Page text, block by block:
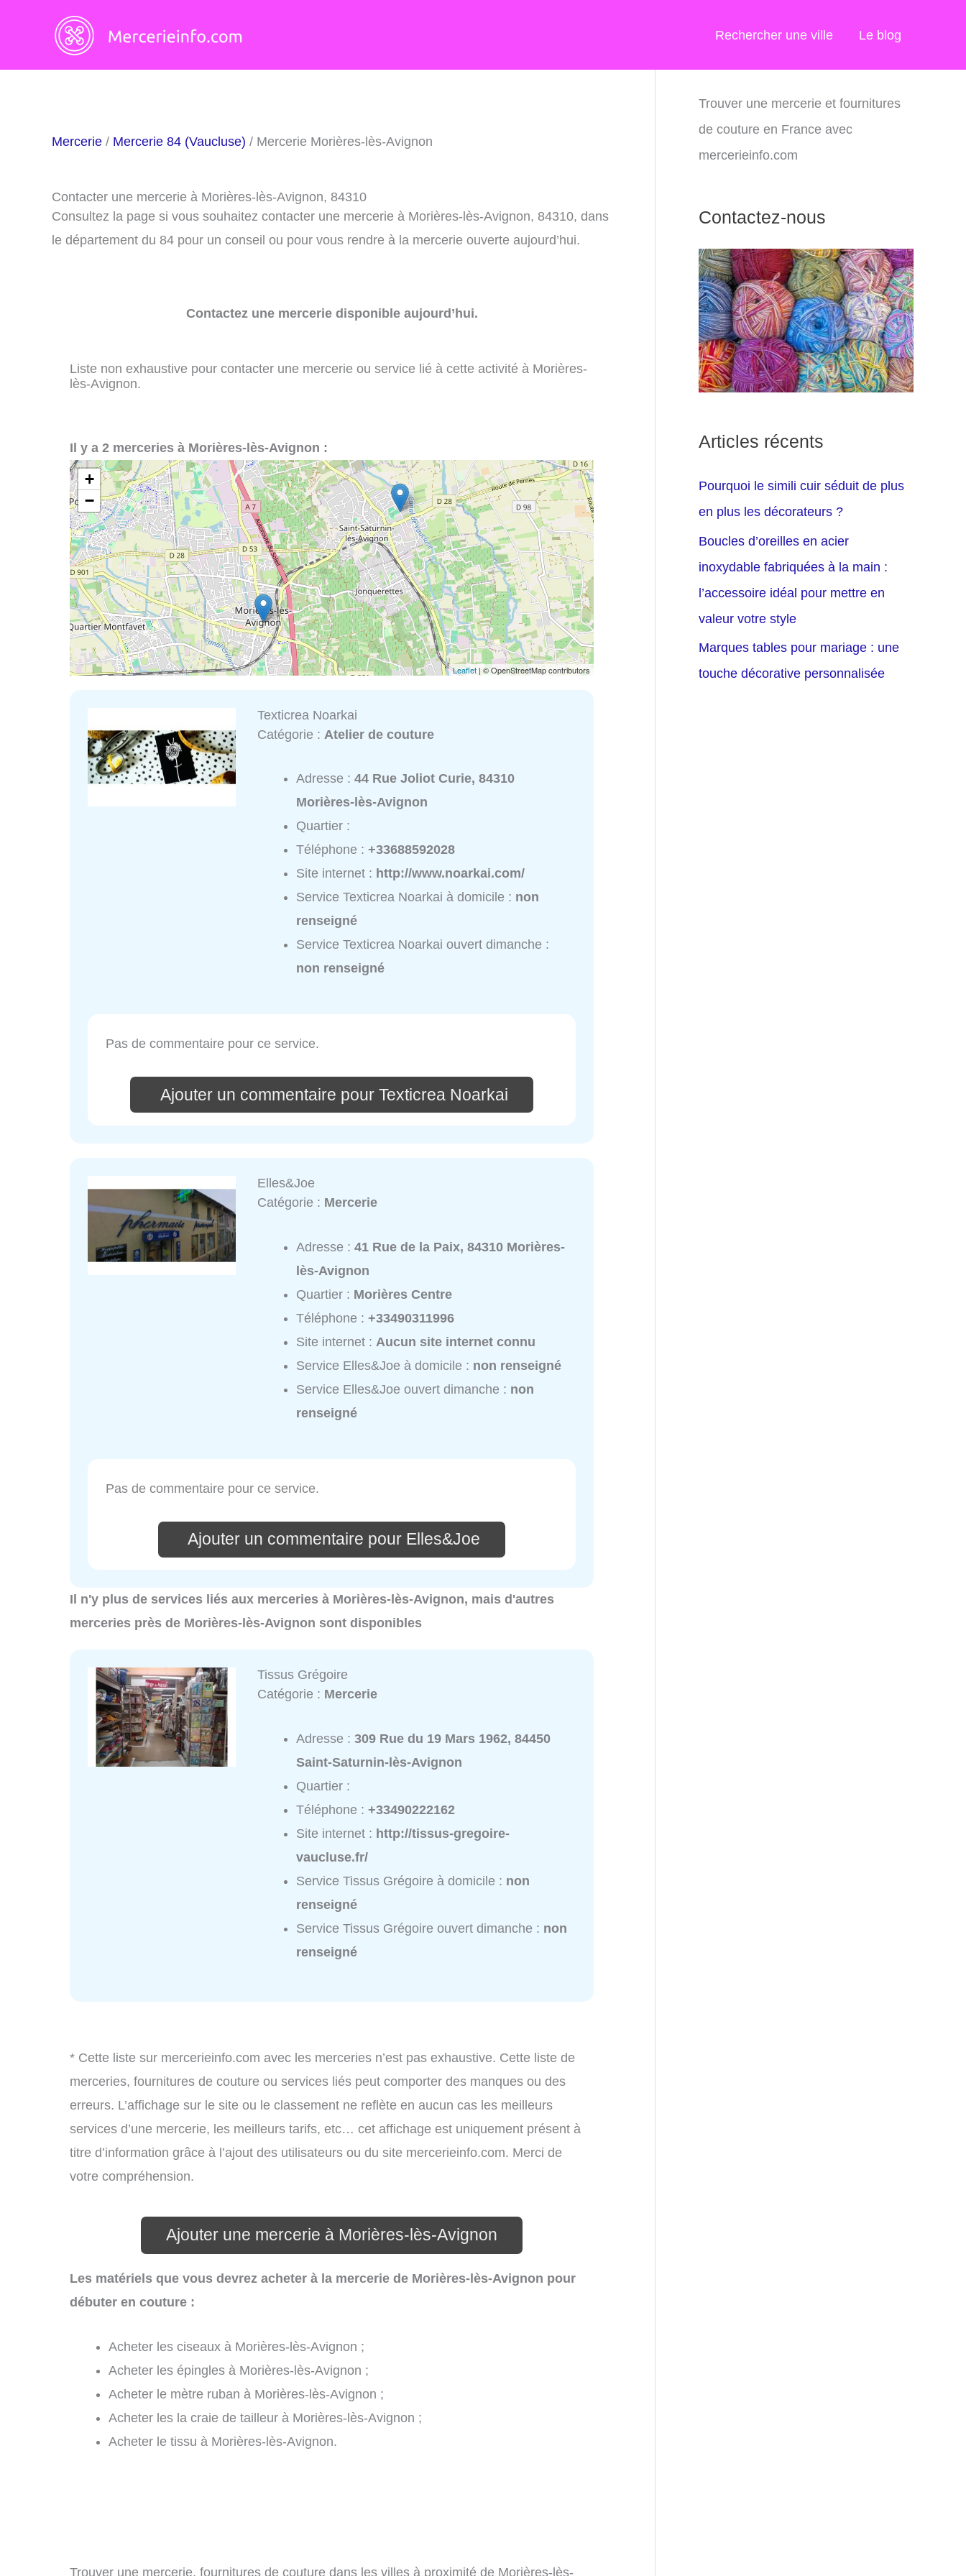
Rechercher une ville Le blog
Mercerie / Mercerie 84 (Vaucluse) / Mercerie Morières-lès-Avignon
Contacter une mercerie à Morières-lès-Avignon, 84310
Consultez la page si vous souhaitez contacter une mercerie à Morières-lès-Avignon, 84310, dans
le département du 84 pour un conseil ou pour vous rendre à la mercerie ouverte aujourd’hui.
Contactez une mercerie disponible aujourd’hui.
Liste non exhaustive pour contacter une mercerie ou service lié à cette activité à Morières-
lès-Avignon.
Il y a 2 merceries à Morières-lès-Avignon :
+
−
Leaflet | © OpenStreetMap contributors
Texticrea Noarkai
Catégorie : Atelier de couture
Adresse :44 Rue Joliot Curie, 84310
Morières-lès-Avignon
Quartier :
Téléphone :+33688592028
Site internet : http://www.noarkai.com/
Service Texticrea Noarkai à domicile : non
renseigné
Service Texticrea Noarkai ouvert dimanche :
non renseigné
Pas de commentaire pour ce service.
Ajouter un commentaire pour Texticrea Noarkai
Elles&Joe
Catégorie : Mercerie
Adresse :41 Rue de la Paix, 84310 Morières-
lès-Avignon
Quartier : Morières Centre
Téléphone :+33490311996
Site internet : Aucun site internet connu
Service Elles&Joe à domicile : non renseigné
Service Elles&Joe ouvert dimanche : non
renseigné
Pas de commentaire pour ce service.
Ajouter un commentaire pour Elles&Joe
Il n'y plus de services liés aux merceries à Morières-lès-Avignon, mais d'autres
merceries près de Morières-lès-Avignon sont disponibles
Tissus Grégoire
Catégorie : Mercerie
Adresse :309 Rue du 19 Mars 1962, 84450
Saint-Saturnin-lès-Avignon
Quartier :
Téléphone :+33490222162
Site internet : http://tissus-gregoire-
vaucluse.fr/
Service Tissus Grégoire à domicile : non
renseigné
Service Tissus Grégoire ouvert dimanche : non
renseigné
* Cette liste sur mercerieinfo.com avec les merceries n’est pas exhaustive. Cette liste de
merceries, fournitures de couture ou services liés peut comporter des manques ou des
erreurs. L’affichage sur le site ou le classement ne reflète en aucun cas les meilleurs
services d’une mercerie, les meilleurs tarifs, etc… cet affichage est uniquement présent à
titre d’information grâce à l’ajout des utilisateurs ou du site mercerieinfo.com. Merci de
votre compréhension.
Ajouter une mercerie à Morières-lès-Avignon
Les matériels que vous devrez acheter à la mercerie de Morières-lès-Avignon pour
débuter en couture :
Acheter les ciseaux à Morières-lès-Avignon ;
Acheter les épingles à Morières-lès-Avignon ;
Acheter le mètre ruban à Morières-lès-Avignon ;
Acheter les la craie de tailleur à Morières-lès-Avignon ;
Acheter le tissu à Morières-lès-Avignon.
Trouver une mercerie, fournitures de couture dans les villes à proximité de Morières-lès-
Trouver une mercerie et fournitures
de couture en France avec
mercerieinfo.com
Contactez-nous
Articles récents
Pourquoi le simili cuir séduit de plus
en plus les décorateurs ?
Boucles d’oreilles en acier
inoxydable fabriquées à la main :
l’accessoire idéal pour mettre en
valeur votre style
Marques tables pour mariage : une
touche décorative personnalisée